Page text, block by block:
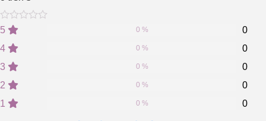
0
out
of
5
on
0
ratings
5 0
0 %
4 0
0 %
3 0
0 %
2 0
0 %
1 0
0 %